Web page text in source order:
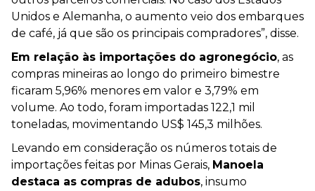
Unidos e Alemanha, o aumento veio dos embarques
de café, já que são os principais compradores”, disse.
Em relação às importações do agronegócio, as
compras mineiras ao longo do primeiro bimestre
ficaram 5,96% menores em valor e 3,79% em
volume. Ao todo, foram importadas 122,1 mil
toneladas, movimentando US$ 145,3 milhões.
Levando em consideração os números totais de
importações feitas por Minas Gerais, Manoela
destaca as compras de adubos, insumo